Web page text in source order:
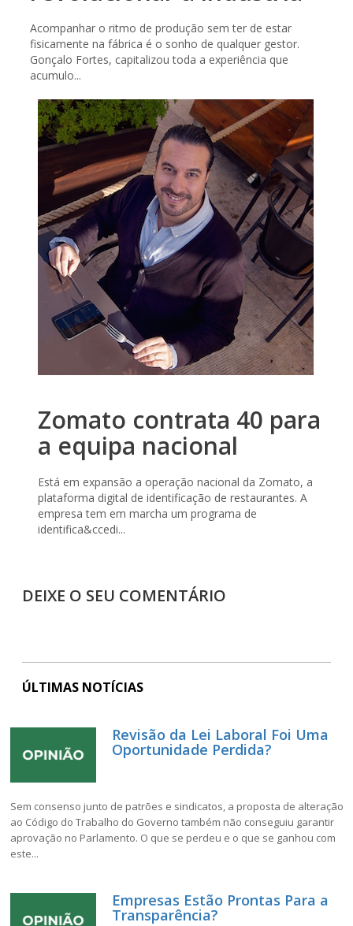
Acompanhar o ritmo de produção sem ter de estar
fisicamente na fábrica é o sonho de qualquer gestor.
Gonçalo Fortes, capitalizou toda a experiência que
acumulo...
Zomato contrata 40 para
a equipa nacional
Está em expansão a operação nacional da Zomato, a
plataforma digital de identificação de restaurantes. A
empresa tem em marcha um programa de
identifica&ccedi...
DEIXE O SEU COMENTÁRIO
ÚLTIMAS NOTÍCIAS
Revisão da Lei Laboral Foi Uma
Oportunidade Perdida?
Sem consenso junto de patrões e sindicatos, a proposta de alteração
ao Código do Trabalho do Governo também não conseguiu garantir
aprovação no Parlamento. O que se perdeu e o que se ganhou com
este...
Empresas Estão Prontas Para a
Transparência?